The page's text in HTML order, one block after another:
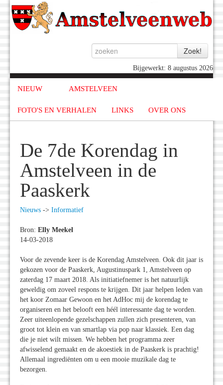
Bijgewerkt: 8 augustus 2026
NIEUW AMSTELVEEN
FOTO'S EN VERHALEN LINKS OVER ONS
De 7de Korendag in
Amstelveen in de
Paaskerk
Nieuws -> Informatief
Bron: Elly Meekel
14-03-2018
Voor de zevende keer is de Korendag Amstelveen. Ook dit jaar is
gekozen voor de Paaskerk, Augustinuspark 1, Amstelveen op
zaterdag 17 maart 2018. Als initiatiefnemer is het natuurlijk
geweldig om zoveel respons te krijgen. Dit jaar helpen leden van
het koor Zomaar Gewoon en het AdHoc mij de korendag te
organiseren en het belooft een héél interessante dag te worden.
Zeer uiteenlopende gezelschappen zullen zich presenteren, van
groot tot klein en van smartlap via pop naar klassiek. Een dag
die je niet wilt missen. We hebben het programma zeer
afwisselend gemaakt en de akoestiek in de Paaskerk is prachtig!
Allemaal ingrediënten om u een mooie muzikale dag te
bezorgen.